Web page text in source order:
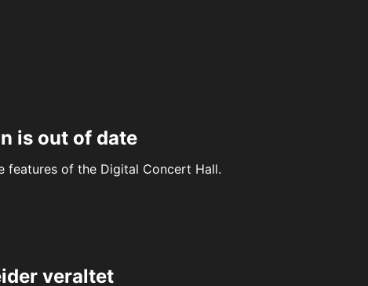
is out of date
features of the Digital Concert Hall.
veraltet